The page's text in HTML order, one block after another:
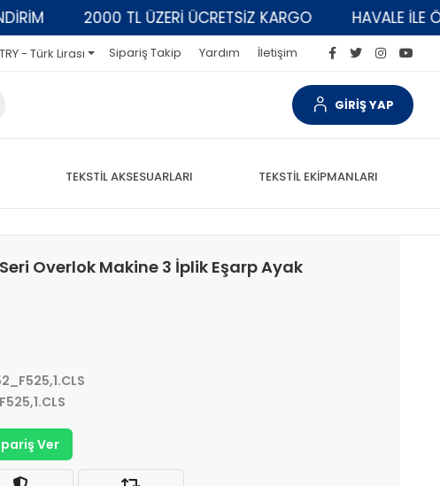
2000 TL ÜZERİ ÜCRETSİZ KARGO HAVALE İLE
TRY - Türk Lirası Sipariş Takip Yardım İletişim
GİRİŞ YAP
TEKSTİL AKSESUARLARI TEKSTİL EKİPMANLARI
Overlok Makine 3 İplik Eşarp Ayak
Ver